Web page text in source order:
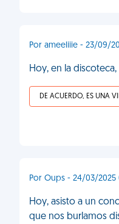
Por ameeliiie - 23/09/
Hoy, en la
DE ACUERDO, ES UNA
Por Oups - 24/03/2025
Hoy, asisto a un
que nos burlamos